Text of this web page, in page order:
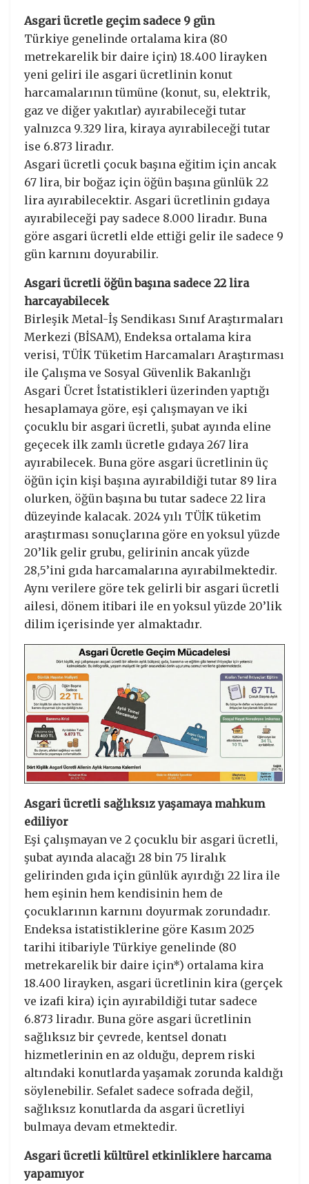
Asgari ücretle geçim sadece 9 gün
Türkiye genelinde ortalama kira (80
metrekarelik bir daire için) 18.400 lirayken
yeni geliri ile asgari ücretlinin konut
harcamalarının tümüne (konut, su, elektrik,
gaz ve diğer yakıtlar) ayırabileceği tutar
yalnızca 9.329 lira, kiraya ayırabileceği tutar
ise 6.873 liradır.
Asgari ücretli çocuk başına eğitim için ancak
67 lira, bir boğaz için öğün başına günlük 22
lira ayırabilecektir. Asgari ücretlinin gıdaya
ayırabileceği pay sadece 8.000 liradır. Buna
göre asgari ücretli elde ettiği gelir ile sadece 9
gün karnını doyurabilir.
Asgari ücretli öğün başına sadece 22 lira
harcayabilecek
Birleşik Metal-İş Sendikası Sınıf Araştırmaları
Merkezi (BİSAM), Endeksa ortalama kira
verisi, TÜİK Tüketim Harcamaları Araştırması
ile Çalışma ve Sosyal Güvenlik Bakanlığı
Asgari Ücret İstatistikleri üzerinden yaptığı
hesaplamaya göre, eşi çalışmayan ve iki
çocuklu bir asgari ücretli, şubat ayında eline
geçecek ilk zamlı ücretle gıdaya 267 lira
ayırabilecek. Buna göre asgari ücretlinin üç
öğün için kişi başına ayırabildiği tutar 89 lira
olurken, öğün başına bu tutar sadece 22 lira
düzeyinde kalacak. 2024 yılı TÜİK tüketim
araştırması sonuçlarına göre en yoksul yüzde
20’lik gelir grubu, gelirinin ancak yüzde
28,5’ini gıda harcamalarına ayırabilmektedir.
Aynı verilere göre tek gelirli bir asgari ücretli
ailesi, dönem itibari ile en yoksul yüzde 20’lik
dilim içerisinde yer almaktadır.
Asgari ücretli sağlıksız yaşamaya mahkum
ediliyor
Eşi çalışmayan ve 2 çocuklu bir asgari ücretli,
şubat ayında alacağı 28 bin 75 liralık
gelirinden gıda için günlük ayırdığı 22 lira ile
hem eşinin hem kendisinin hem de
çocuklarının karnını doyurmak zorundadır.
Endeksa istatistiklerine göre Kasım 2025
tarihi itibariyle Türkiye genelinde (80
metrekarelik bir daire için*) ortalama kira
18.400 lirayken, asgari ücretlinin kira (gerçek
ve izafi kira) için ayırabildiği tutar sadece
6.873 liradır. Buna göre asgari ücretlinin
sağlıksız bir çevrede, kentsel donatı
hizmetlerinin en az olduğu, deprem riski
altındaki konutlarda yaşamak zorunda kaldığı
söylenebilir. Sefalet sadece sofrada değil,
sağlıksız konutlarda da asgari ücretliyi
bulmaya devam etmektedir.
Asgari ücretli kültürel etkinliklere harcama
yapamıyor